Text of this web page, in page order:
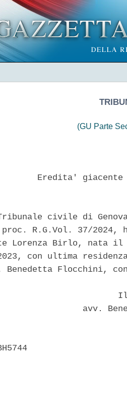
(GU Parte
Eredita'
civile di
R.G.Vol. 37/
Lorenza Birlo, nata il
con ultima
Benedetta Flocchini,
avv.